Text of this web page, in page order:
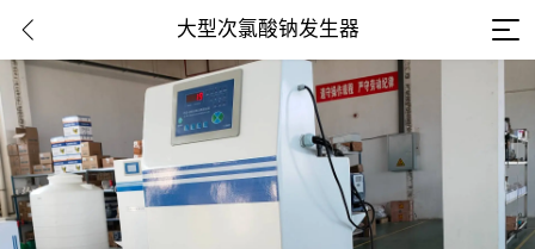
大型次氯酸钠发生器